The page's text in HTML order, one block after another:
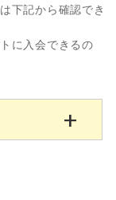
下記から確認でき
に入会できるの